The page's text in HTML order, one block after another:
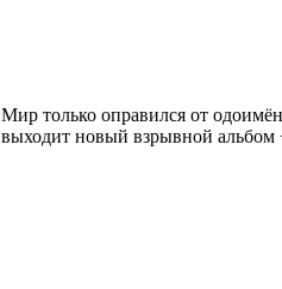
Мир только оправился от
выходит новый взрывной альбом